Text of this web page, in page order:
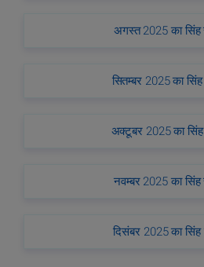
अगस्त 2025 का सिंह
सितम्बर 2025 का
अक्टूबर 2025 का
नवम्बर 2025 का
दिसंबर 2025 का